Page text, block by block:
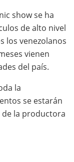
show se ha
de alto nivel
los venezolanos
vienen
del país.
la
se estarán
la productora